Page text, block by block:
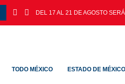
DEL 17 AL 21 DE AGOSTO
TODO MÉXICO ESTADO DE MÉXICO